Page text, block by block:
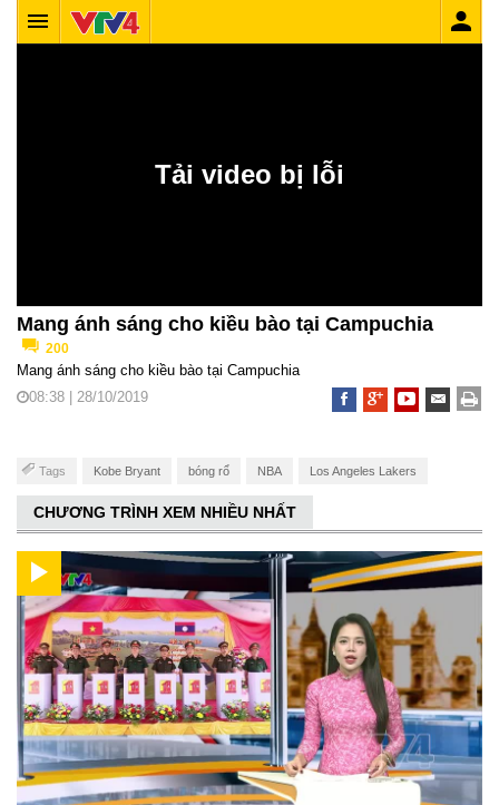
Mang ánh sáng cho kiều bào tại Campuchia
200
Mang ánh sáng cho kiều bào tại Campuchia
08:38 | 28/10/2019
Tags Kobe Bryant bóng rổ NBA Los Angeles Lakers
CHƯƠNG TRÌNH XEM NHIỀU NHẤT